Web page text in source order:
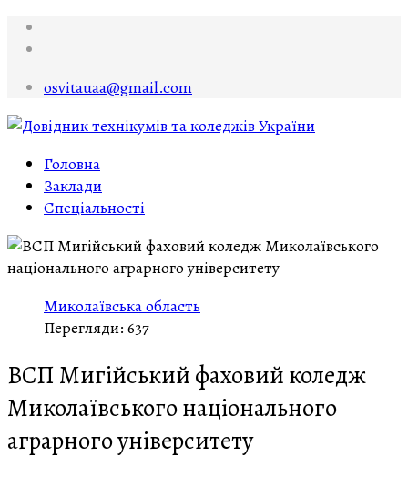
osvitauaa@gmail.com
Головна
Заклади
Спеціальності
Миколаївська область
Перегляди: 637
ВСП Мигійський фаховий коледж
Миколаївського національного
аграрного університету